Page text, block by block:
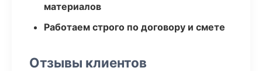
материалов
Работаем строго по договору и смете
Отзывы клиентов